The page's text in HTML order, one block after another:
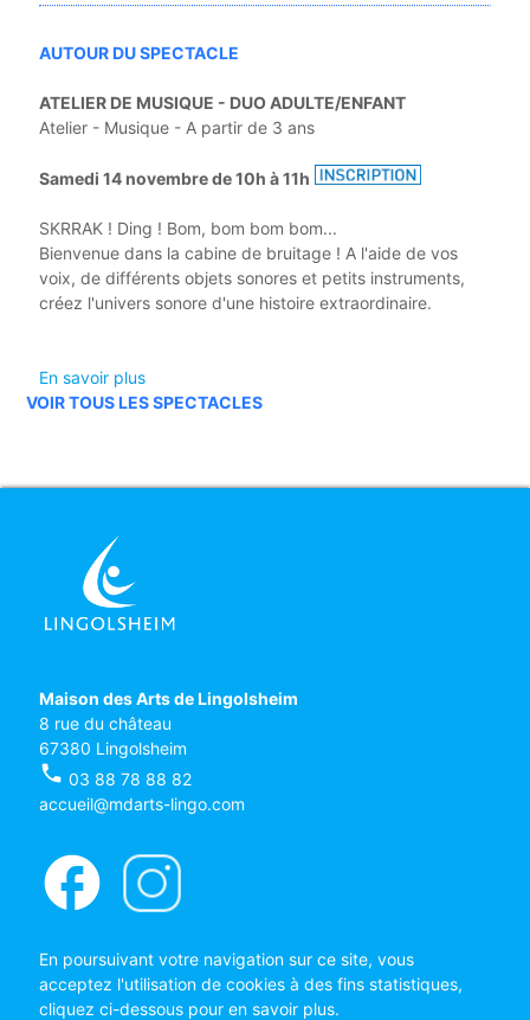
AUTOUR DU SPECTACLE
ATELIER DE MUSIQUE - DUO ADULTE/ENFANT
Atelier - Musique - A partir de 3 ans
Samedi 14 novembre de 10h à 11h
SKRRAK ! Ding ! Bom, bom bom bom...
Bienvenue dans la cabine de bruitage ! A l'aide de vos
voix, de différents objets sonores et petits instruments,
créez l'univers sonore d'une histoire extraordinaire.
En savoir plus
VOIR TOUS LES SPECTACLES
Maison des Arts de Lingolsheim
8 rue du château
67380 Lingolsheim
phone 03 88 78 88 82
accueil@mdarts-lingo.com
facebook
En poursuivant votre navigation sur ce site, vous
acceptez l'utilisation de cookies à des fins statistiques,
cliquez ci-dessous pour en savoir plus.